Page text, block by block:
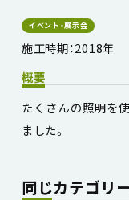
イベント・展示会
施工時期：2018年
概要
たくさんの照明を
ました。
同じカテゴリ